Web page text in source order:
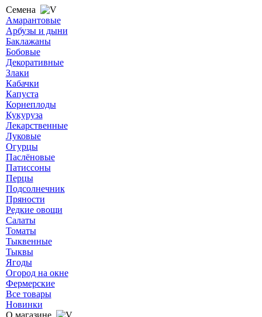
Семена
Амарантовые
Арбузы и дыни
Баклажаны
Бобовые
Декоративные
Злаки
Кабачки
Капуста
Корнеплоды
Кукуруза
Лекарственные
Луковые
Огурцы
Паслёновые
Патиссоны
Перцы
Подсолнечник
Пряности
Редкие овощи
Салаты
Томаты
Тыквенные
Тыквы
Ягоды
Огород на окне
Фермерские
Все товары
Новинки
О магазине